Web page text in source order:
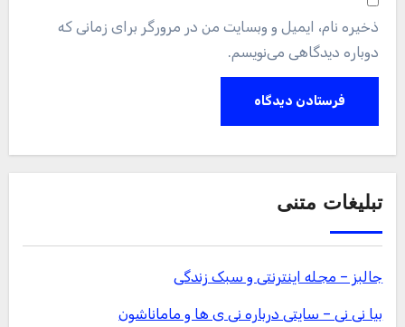
ذخیره نام، ایمیل و وبسایت من در مرورگر برای زمانی که
دوباره دیدگاهی می‌نویسم.
تبلیغات متنی
جالبز – مجله اینترنتی و سبک زندگی
بیا نی نی – سایتی درباره نی ی ها و ماماناشون